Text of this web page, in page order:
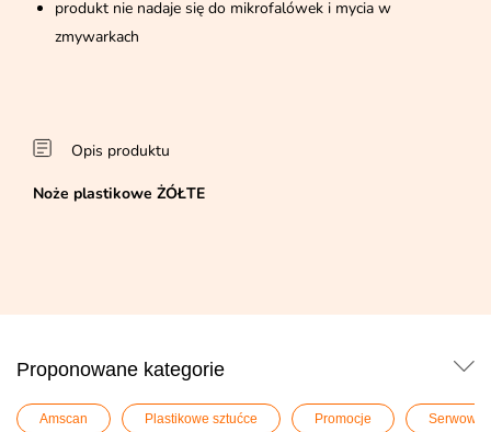
produkt nie nadaje się do mikrofalówek i mycia w
zmywarkach
Opis produktu
Noże plastikowe ŻÓŁTE
Proponowane kategorie
Amscan Plastikowe sztućce Promocje